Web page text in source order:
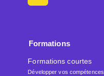
Formations
Formations courtes
Développer vos compétences